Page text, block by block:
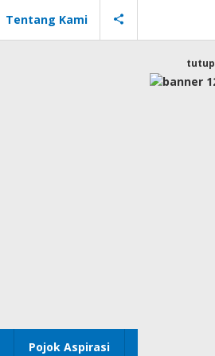
Tentang Kami
Pojok Aspirasi
tutup